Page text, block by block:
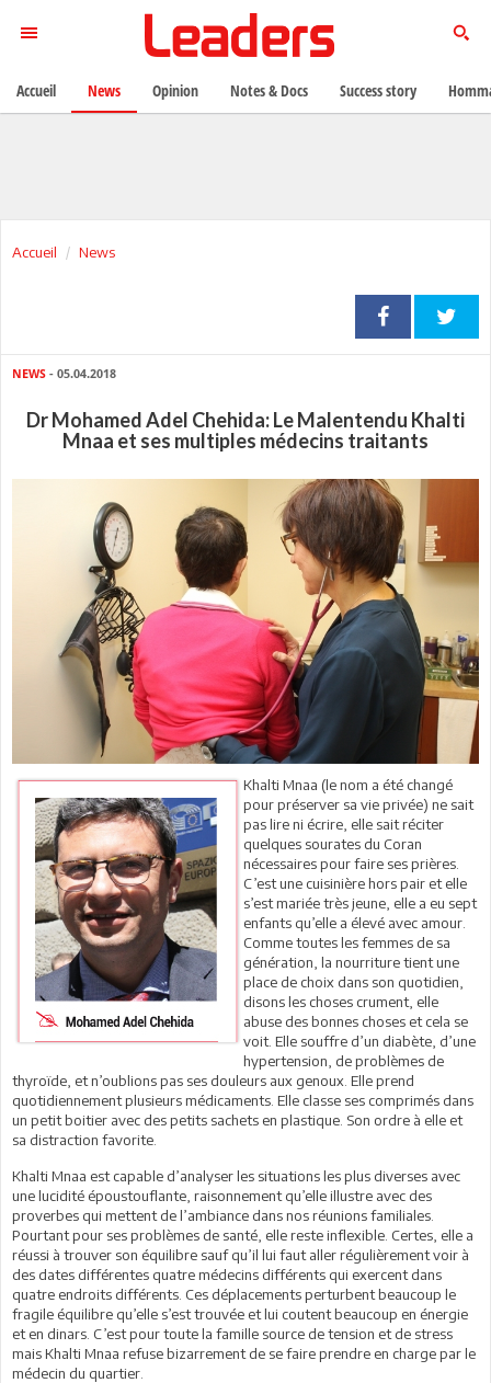
Accueil News
NEWS - 05.04.2018
Dr Mohamed Adel Chehida: Le Malentendu Khalti
Mnaa et ses multiples médecins traitants
Khalti Mnaa (le nom a été changé
pour préserver sa vie privée) ne sait
pas lire ni écrire, elle sait réciter
quelques sourates du Coran
nécessaires pour faire ses prières.
C’est une cuisinière hors pair et elle
s’est mariée très jeune, elle a eu sept
enfants qu’elle a élevé avec amour.
Comme toutes les femmes de sa
génération, la nourriture tient une
place de choix dans son quotidien,
disons les choses crument, elle
abuse des bonnes choses et cela se
voit. Elle souffre d’un diabète, d’une
hypertension, de problèmes de
thyroïde, et n’oublions pas ses douleurs aux genoux. Elle prend
quotidiennement plusieurs médicaments. Elle classe ses comprimés dans
un petit boitier avec des petits sachets en plastique. Son ordre à elle et
sa distraction favorite.
Khalti Mnaa est capable d’analyser les situations les plus diverses avec
une lucidité époustouflante, raisonnement qu’elle illustre avec des
proverbes qui mettent de l’ambiance dans nos réunions familiales.
Pourtant pour ses problèmes de santé, elle reste inflexible. Certes, elle a
réussi à trouver son équilibre sauf qu’il lui faut aller régulièrement voir à
des dates différentes quatre médecins différents qui exercent dans
quatre endroits différents. Ces déplacements perturbent beaucoup le
fragile équilibre qu’elle s’est trouvée et lui coutent beaucoup en énergie
et en dinars. C’est pour toute la famille source de tension et de stress
mais Khalti Mnaa refuse bizarrement de se faire prendre en charge par le
médecin du quartier.
Accueil News Opinion Notes & Docs Success story